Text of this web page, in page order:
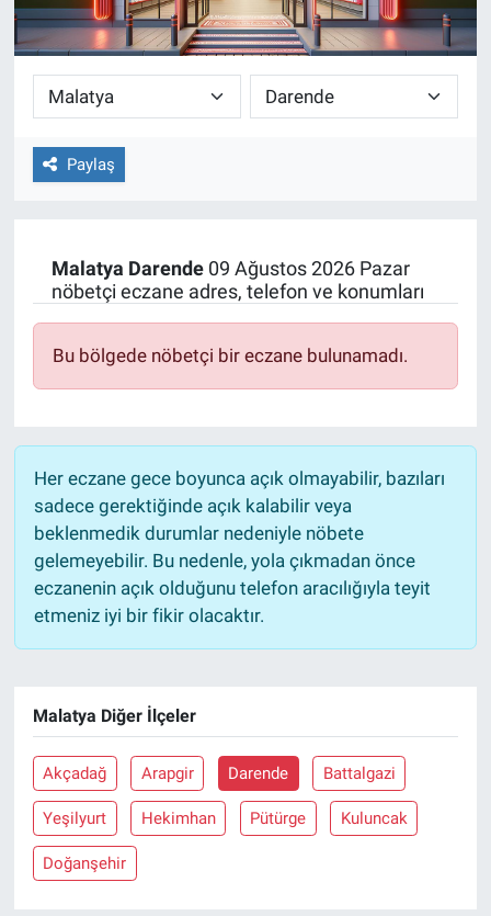
Paylaş
Malatya Darende09 Ağustos 2026 Pazar
nöbetçi eczane adres, telefon ve konumları
Bu bölgede nöbetçi bir eczane bulunamadı.
Her eczane gece boyunca açık olmayabilir, bazıları
sadece gerektiğinde açık kalabilir veya
beklenmedik durumlar nedeniyle nöbete
gelemeyebilir. Bu nedenle, yola çıkmadan önce
eczanenin açık olduğunu telefon aracılığıyla teyit
etmeniz iyi bir fikir olacaktır.
Malatya Diğer İlçeler
Akçadağ Arapgir Darende Battalgazi
Yeşilyurt Hekimhan Pütürge Kuluncak
Doğanşehir